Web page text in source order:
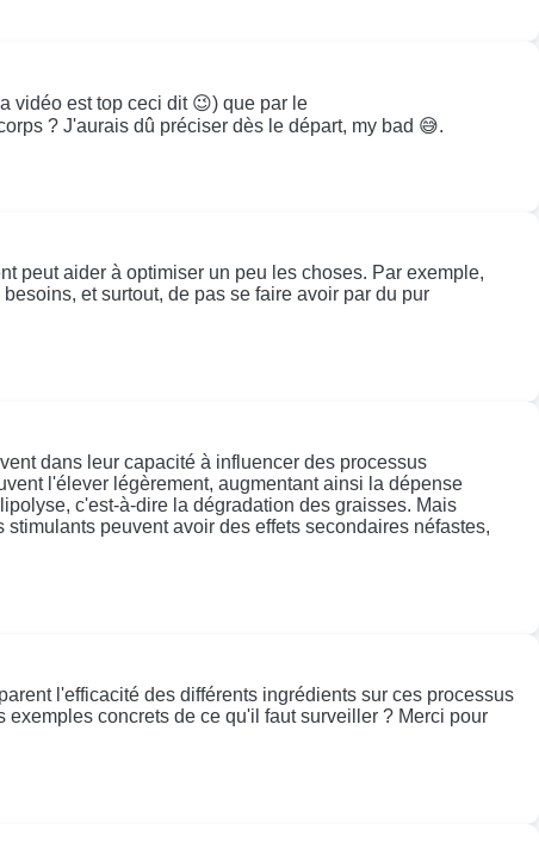
vidéo est top ceci dit 😉) que par le
? J'aurais dû préciser dès le départ, my bad 😅.
peut aider à optimiser un peu les choses. Par exemple,
et surtout, de pas se faire avoir par du pur
dans leur capacité à influencer des processus
l'élever légèrement, augmentant ainsi la dépense
c'est-à-dire la dégradation des graisses. Mais
peuvent avoir des effets secondaires néfastes,
l'efficacité des différents ingrédients sur ces processus
concrets de ce qu'il faut surveiller ? Merci pour